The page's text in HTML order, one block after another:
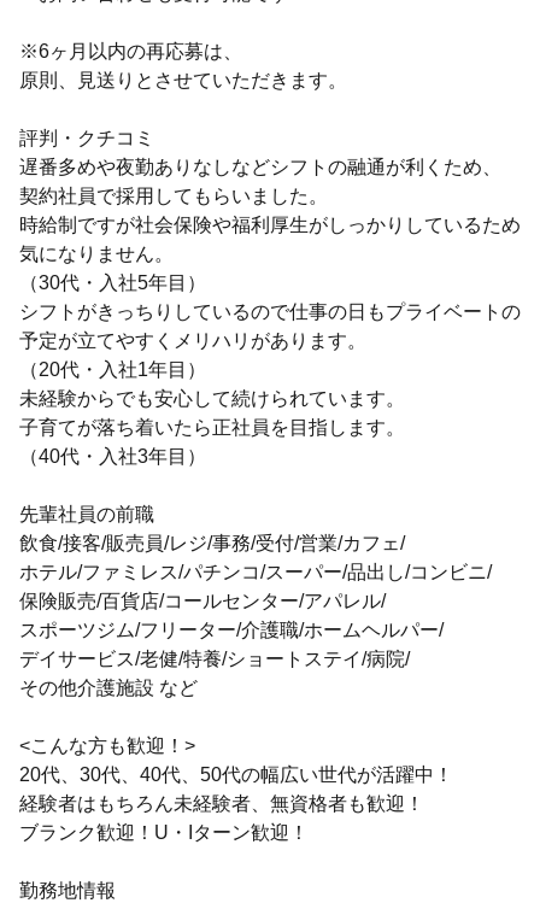
※6ヶ月以内の再応募は、
原則、見送りとさせていただきます。
評判・クチコミ
遅番多めや夜勤ありなしなどシフトの融通が利くため、
契約社員で採用してもらいました。
時給制ですが社会保険や福利厚生がしっかりしているため
気になりません。
（30代・入社5年目）
シフトがきっちりしているので仕事の日もプライベートの
予定が立てやすくメリハリがあります。
（20代・入社1年目）
未経験からでも安心して続けられています。
子育てが落ち着いたら正社員を目指します。
（40代・入社3年目）
先輩社員の前職
飲食/接客/販売員/レジ/事務/受付/営業/カフェ/
ホテル/ファミレス/パチンコ/スーパー/品出し/コンビニ/
保険販売/百貨店/コールセンター/アパレル/
スポーツジム/フリーター/介護職/ホームヘルパー/
デイサービス/老健/特養/ショートステイ/病院/
その他介護施設 など
<こんな方も歓迎！>
20代、30代、40代、50代の幅広い世代が活躍中！
経験者はもちろん未経験者、無資格者も歓迎！
ブランク歓迎！U・Iターン歓迎！
勤務地情報